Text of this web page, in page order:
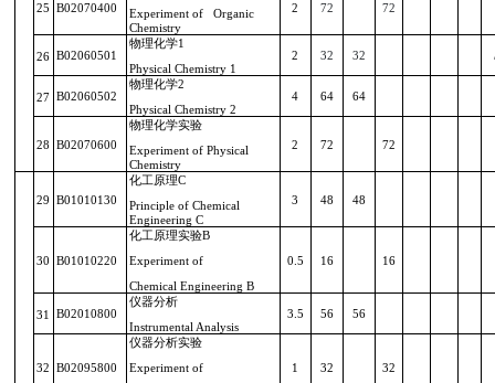
25 B02070400
Experiment of Organic
Chemistry
2 72 72
26 B02060501
物理化学1
Physical Chemistry 1
2 32 32
27 B02060502
物理化学2
Physical Chemistry 2
4 64 64
28 B02070600
物理化学实验
Experiment of Physical
Chemistry
2 72 72
29 B01010130
化工原理C
Principle of Chemical
Engineering C
3 48 48
30 B01010220
化工原理实验B
Experiment of
Chemical Engineering B
0.5 16 16
31 B02010800
仪器分析
Instrumental Analysis
3.5 56 56
32 B02095800
仪器分析实验
Experiment of
1 32 32